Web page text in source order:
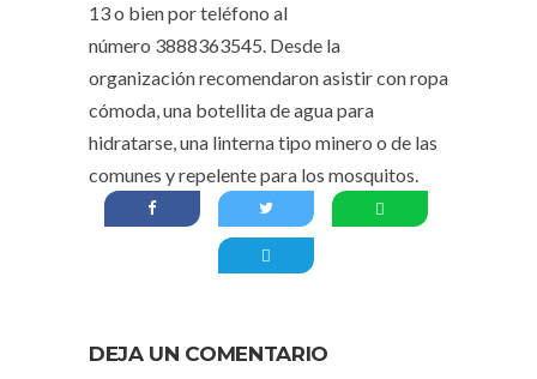
13 o bien por teléfono al
número 3888363545. Desde la
organización recomendaron asistir con ropa
cómoda, una botellita de agua para
hidratarse, una linterna tipo minero o de las
comunes y repelente para los mosquitos.
DEJA UN COMENTARIO